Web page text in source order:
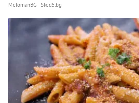
MelomanBG - Sled5.bg